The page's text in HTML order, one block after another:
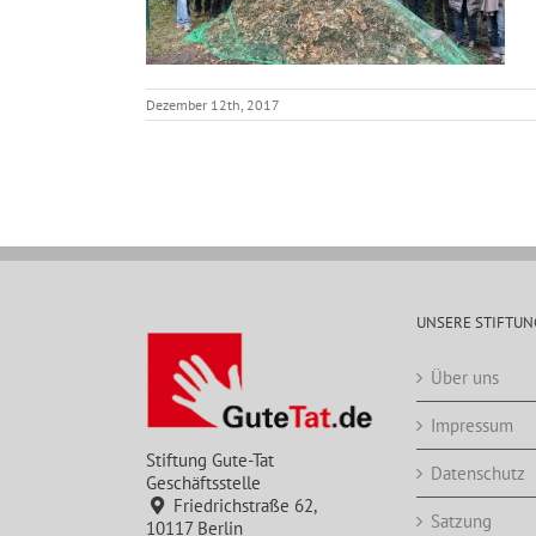
Dezember 12th, 2017
Stiftung Gute-Tat
Geschäftsstelle
Friedrichstraße 62,
10117 Berlin
UNSERE
Über uns
Impressum
Datenschutz
Satzung